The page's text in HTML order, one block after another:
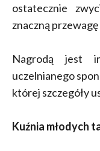
ostatecznie
znaczną
Nagrodą jest
uczelnianego
której szczegóły
Kuźnia młodych